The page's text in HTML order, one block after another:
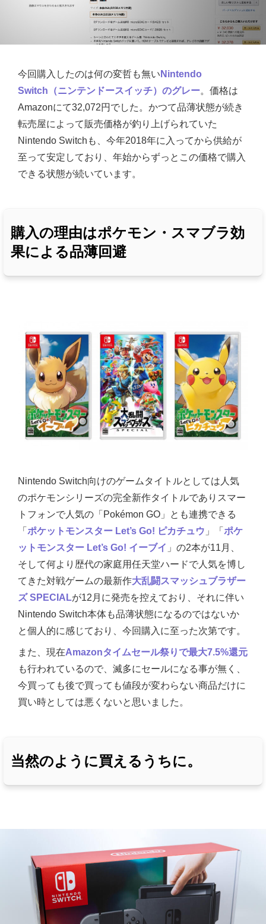
今回購入したのは何の変哲も無い Nintendo
Switch（ニンテンドースイッチ）のグレー。価格は
Amazonにて32,072円でした。かつて品薄状態が続き
転売屋によって販売価格が釣り上げられていた
Nintendo Switchも、今年2018年に入ってから供給が
至って安定しており、年始からずっとこの価格で購入
できる状態が続いています。
購入の理由はポケモン・スマブラ効
果による品薄回避
Nintendo Switch向けのゲームタイトルとしては人気
のポケモンシリーズの完全新作タイトルでありスマー
トフォンで人気の「Pokémon GO」とも連携できる
「 ポケットモンスター Let’s Go! ピカチュウ 」「 ポケ
ットモンスター Let’s Go! イーブイ 」の2本が11月、
そして何より歴代の家庭用任天堂ハードで人気を博し
てきた対戦ゲームの最新作大乱闘スマッシュブラザー
ズ SPECIALが12月に発売を控えており、それに伴い
Nintendo Switch本体も品薄状態になるのではないか
と個人的に感じており、今回購入に至った次第です。
また、現在Amazonタイムセール祭りで最大7.5%還元
も行われているので、滅多にセールになる事が無く、
今買っても後で買っても値段が変わらない商品だけに
買い時としては悪くないと思いました。
当然のように買えるうちに。